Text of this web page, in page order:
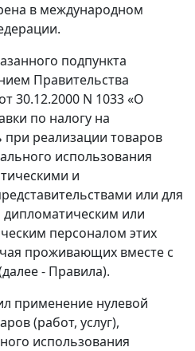
в международном
подпункта
Правительства
30.12.2000 N 1033 «О
по налогу на
реализации товаров
использования
и
или для
или
персоналом этих
проживающих вместе с
- Правила).
применение нулевой
(работ, услуг),
использования